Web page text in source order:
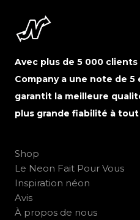
Avec plus de 5 000
Company a une note de
garantit la meilleure
plus grande fiabilité à
Shop
Le Neon Fait Pour Vous
Inspiration néon
Avis
À propos de nous